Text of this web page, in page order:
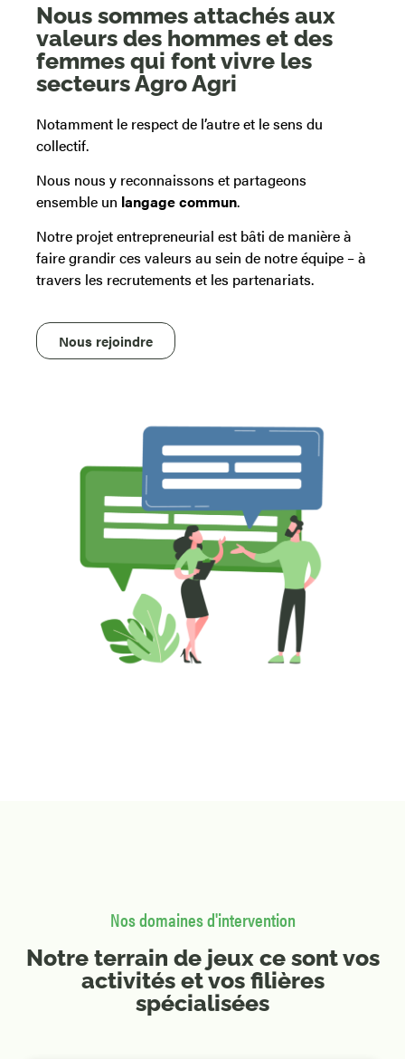
Nous sommes attachés aux
valeurs des hommes et des
femmes qui font vivre les
secteurs Agro Agri
Notamment le respect de l’autre et le sens du
collectif.
Nous nous y reconnaissons et partageons
ensemble un langage commun.
Notre projet entrepreneurial est bâti de manière à
faire grandir ces valeurs au sein de notre équipe – à
travers les recrutements et les partenariats.
Nous rejoindre
Nos domaines d'intervention
Notre terrain de jeux ce sont vos
activités et vos filières
spécialisées